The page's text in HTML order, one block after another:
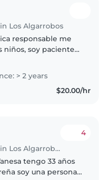
Los Algarrobos
responsable me
niños, soy paciente
mi es importante qu
y felices.
> 2 years
$20.00/hr
Babysitter in Los Algarrobos
4
tengo 33 años
soy una persona